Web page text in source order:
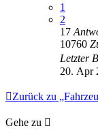
1
2
17
10760
Letzter
20. Apr
Zurück zu
Gehe zu